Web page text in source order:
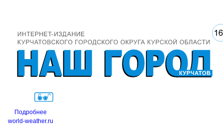
Подробнее
world-weather.ru